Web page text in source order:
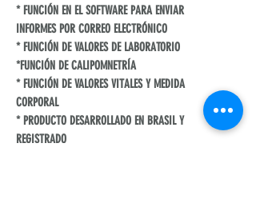
* FUNCIÓN EN EL SOFTWARE PARA ENVIAR
INFORMES POR CORREO ELECTRÓNICO
* FUNCIÓN DE VALORES DE LABORATORIO
*FUNCIÓN DE CALIPOMNETRÍA
* FUNCIÓN DE VALORES VITALES Y MEDIDA
CORPORAL
* PRODUCTO DESARROLLADO EN BRASIL Y
REGISTRADO